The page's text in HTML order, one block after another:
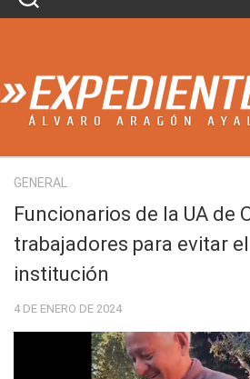
Skip
GENERAL
Funcionarios de la UA de
trabajadores para evitar
institución
4 DE ENERO DE 2024